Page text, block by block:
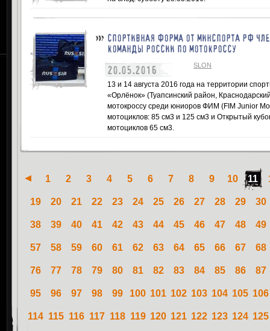
СПОРТИВНАЯ ФОРМА ОТ МИНСПОРТА РФ
КОМАНДЫ РОССИИ ПО МОТОКРОССУ
20.05.2016 SLON
13 и 14 августа 2016 года на территории
«Орлёнок» (Туапсинский район,
мотокроссу среди юниоров ФИМ (FIM Junior
мотоциклов: 85 см3 и 125 см3 и Открытый
мотоциклов 65 см3.
1 2 3 4 5 6 7 8 9 10 11
19 20 21 22 23 24 25 26 27 28 29 30
38 39 40 41 42 43 44 45 46 47 48 49
57 58 59 60 61 62 63 64 65 66 67 68
76 77 78 79 80 81 82 83 84 85 86 87
95 96 97 98 99 100 101 102 103 104 105 106
114 115 116 117 118 119 120 121 122 123 124 125